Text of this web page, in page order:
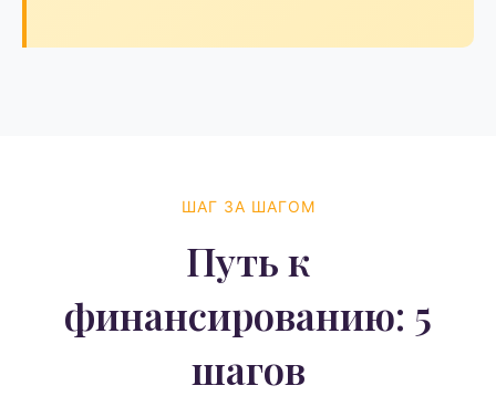
ШАГ ЗА ШАГОМ
Путь к
финансированию: 5
шагов